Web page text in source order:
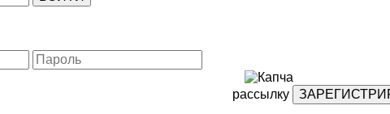
рассылку